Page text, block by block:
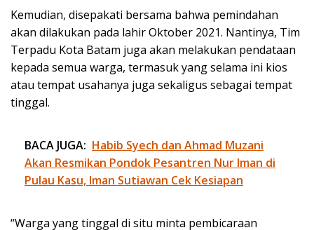
Kemudian, disepakati bersama bahwa pemindahan
akan dilakukan pada lahir Oktober 2021. Nantinya, Tim
Terpadu Kota Batam juga akan melakukan pendataan
kepada semua warga, termasuk yang selama ini kios
atau tempat usahanya juga sekaligus sebagai tempat
tinggal.
BACA JUGA: Habib Syech dan Ahmad Muzani
Akan Resmikan Pondok Pesantren Nur Iman di
Pulau Kasu, Iman Sutiawan Cek Kesiapan
“Warga yang tinggal di situ minta pembicaraan